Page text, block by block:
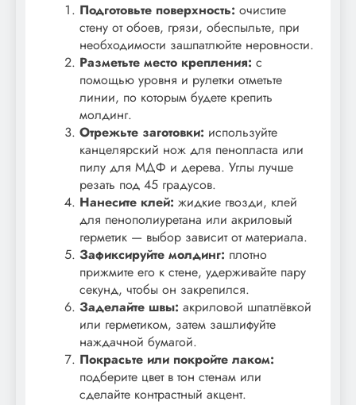
Подготовьте поверхность: очистите
стену от обоев, грязи, обеспыльте, при
необходимости зашпатлюйте неровности.
Разметьте место крепления: с
помощью уровня и рулетки отметьте
линии, по которым будете крепить
молдинг.
Отрежьте заготовки: используйте
канцелярский нож для пенопласта или
пилу для МДФ и дерева. Углы лучше
резать под 45 градусов.
Нанесите клей: жидкие гвозди, клей
для пенополиуретана или акриловый
герметик — выбор зависит от материала.
Зафиксируйте молдинг: плотно
прижмите его к стене, удерживайте пару
секунд, чтобы он закрепился.
Заделайте швы: акриловой шпатлёвкой
или герметиком, затем зашлифуйте
наждачной бумагой.
Покрасьте или покройте лаком:
подберите цвет в тон стенам или
сделайте контрастный акцент.